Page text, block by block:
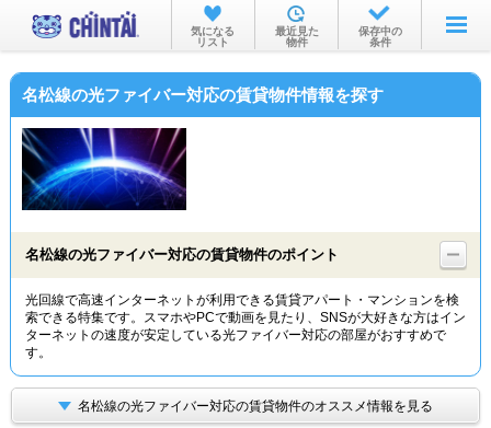
お部屋を探す
沿線・駅から
物件特集から
TOP
気になる
リスト
最近見た
物件
保存中の
条件
名松線の光ファイバー対応の賃貸物件情報を探す
名松線の光ファイバー対応の賃貸物件のポイント
光回線で高速インターネットが利用できる賃貸アパート・マンションを検
索できる特集です。スマホやPCで動画を見たり、SNSが大好きな方はイン
ターネットの速度が安定している光ファイバー対応の部屋がおすすめで
す。
名松線の光ファイバー対応の賃貸物件のオススメ情報を見る